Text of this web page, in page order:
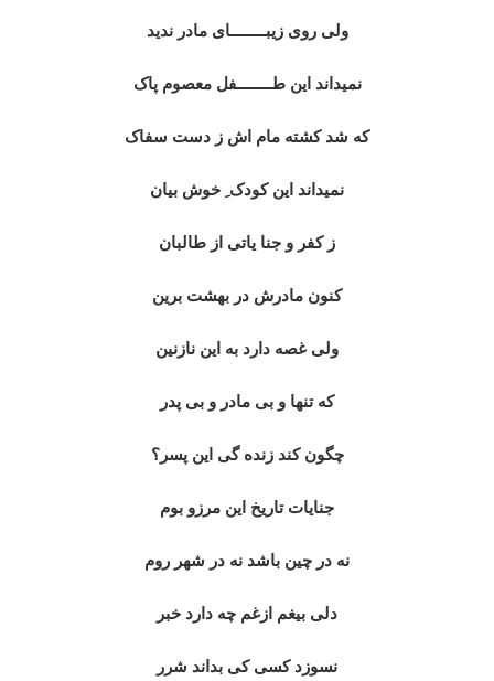
ولی روی زیبــــــــای مادر ندید
نمیداند این طــــــــفل معصوم پاک
که شد کشته مام اش ز دست سفاک
نمیداند این کودک ِ خوش بیان
ز کفر و جنا یاتی از طالبان
کنون مادرش در بهشت برین
ولی غصه دارد به این نازنین
که تنها و بی مادر و بی پدر
چگون کند زنده گی این پسر؟
جنایات تاریخ این مرزو بوم
نه در چین باشد نه در شهر روم
دلی بیغم ازغم چه دارد خبر
نسوزد کسی کی بداند شرر